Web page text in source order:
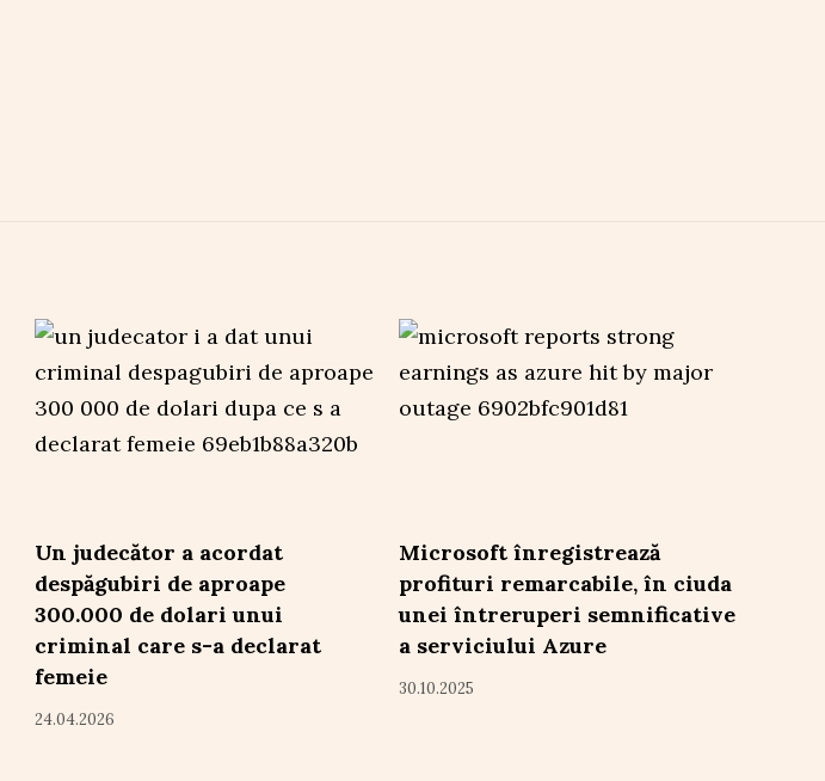
Un judecător a acordat
despăgubiri de aproape
300.000 de dolari unui
criminal care s-a declarat
femeie
24.04.2026
Microsoft înregistrează
profituri remarcabile, în ciuda
unei întreruperi semnificative
a serviciului Azure
30.10.2025